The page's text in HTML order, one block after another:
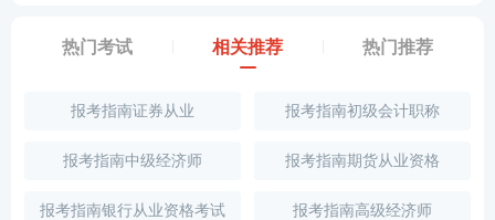
热门考试 相关推荐 热门推荐
报考指南证券从业 报考指南初级会计职称
报考指南中级经济师 报考指南期货从业资格
报考指南银行从业资格考试 报考指南高级经济师